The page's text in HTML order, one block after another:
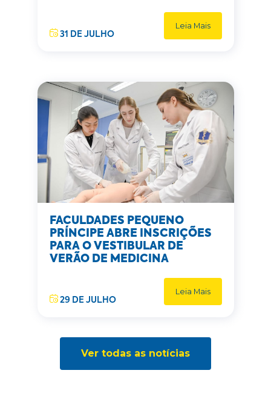
31 DE JULHO
Leia Mais
FACULDADES PEQUENO
PRÍNCIPE ABRE INSCRIÇÕES
PARA O VESTIBULAR DE
VERÃO DE MEDICINA
29 DE JULHO
Leia Mais
Ver todas as notícias